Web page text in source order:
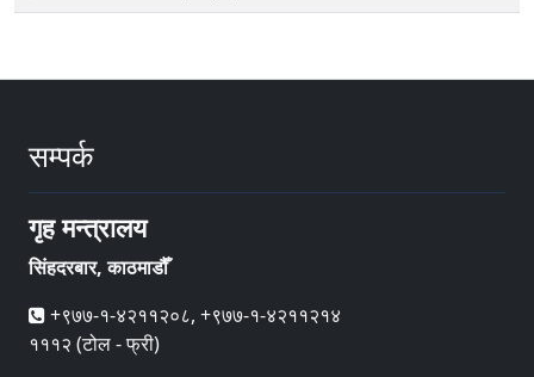
सम्पर्क
गृह मन्त्रालय
सिंहदरबार, काठमाडौँ
+९७७-१-४२११२०८, +९७७-१-४२११२१४
१११२ (टोल - फ्री)